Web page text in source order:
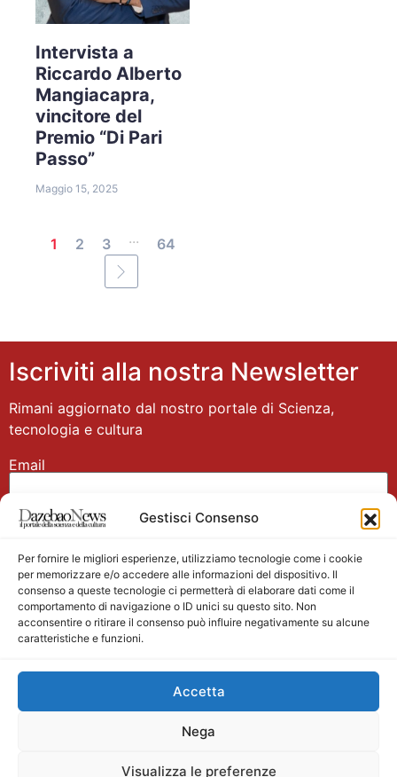
Gestisci Consenso
Per fornire le migliori esperienze, utilizziamo tecnologie come i cookie
per memorizzare e/o accedere alle informazioni del dispositivo. Il
consenso a queste tecnologie ci permetterà di elaborare dati come il
comportamento di navigazione o ID unici su questo sito. Non
acconsentire o ritirare il consenso può influire negativamente su alcune
caratteristiche e funzioni.
Accetta
Nega
Visualizza le preferenze
Intervista a
Riccardo Alberto
Mangiacapra,
vincitore del
Premio “Di Pari
Passo”
Maggio 15, 2025
1 2 3 ... 64
Iscriviti alla nostra Newsletter
Rimani aggiornato dal nostro portale di Scienza,
tecnologia e cultura
Email
Nome
Main partner